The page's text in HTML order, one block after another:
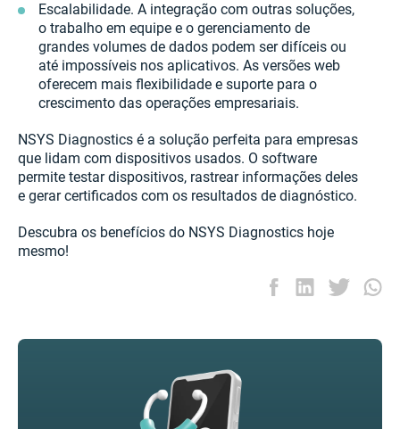
Escalabilidade. A integração com outras soluções,
o trabalho em equipe e o gerenciamento de
grandes volumes de dados podem ser difíceis ou
até impossíveis nos aplicativos. As versões web
oferecem mais flexibilidade e suporte para o
crescimento das operações empresariais.
NSYS Diagnostics é a solução perfeita para empresas
que lidam com dispositivos usados. O software
permite testar dispositivos, rastrear informações deles
e gerar certificados com os resultados de diagnóstico.
Descubra os benefícios do NSYS Diagnostics hoje
mesmo!